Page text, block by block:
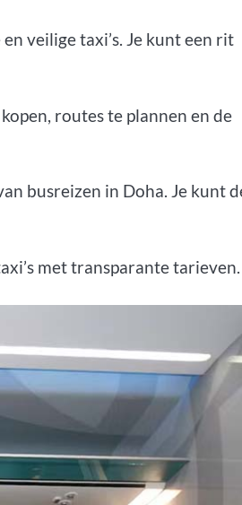
veilige taxi’s. Je kunt een rit
routes te plannen en de
busreizen in Doha. Je kunt
met transparante tarieven.